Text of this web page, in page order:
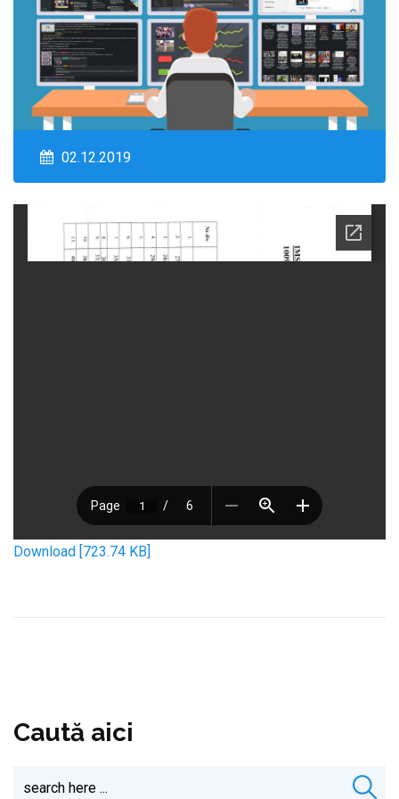
02.12.2019
Download [723.74 KB]
Caută aici